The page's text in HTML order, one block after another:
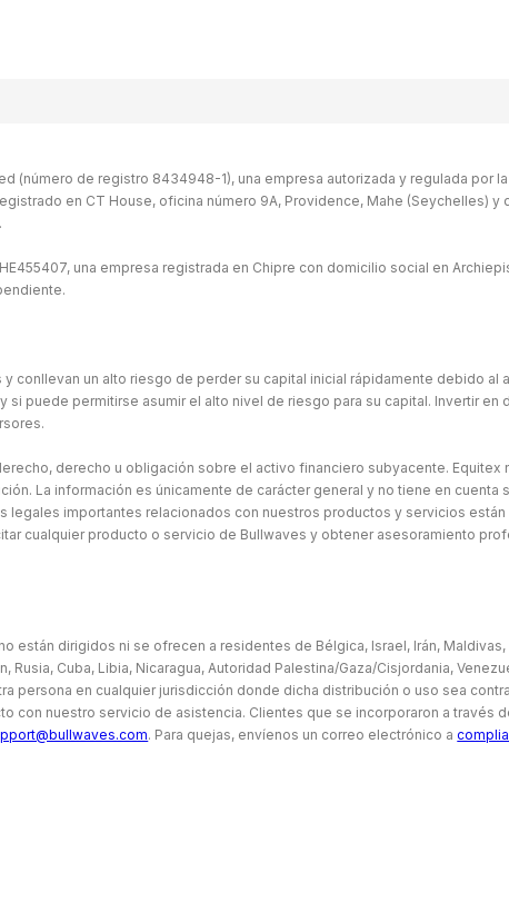
(número de registro 8434948-1), una empresa autorizada y regulada por
en CT House, oficina número 9A, Providence, Mahe (Seychelles)
una empresa registrada en Chipre con domicilio social en
conllevan un alto riesgo de perder su capital inicial rápidamente debido al
puede permitirse asumir el alto nivel de riesgo para su capital. Invertir en
derecho u obligación sobre el activo financiero subyacente. Equitex
La información es únicamente de carácter general y no tiene en cuenta
legales importantes relacionados con nuestros productos y servicios
cualquier producto o servicio de Bullwaves y obtener asesoramiento
están dirigidos ni se ofrecen a residentes de Bélgica, Israel, Irán,
Rusia, Cuba, Libia, Nicaragua, Autoridad Palestina/Gaza/Cisjordania,
persona en cualquier jurisdicción donde dicha distribución o uso sea
con nuestro servicio de asistencia. Clientes que se incorporaron a través
. Para quejas, envíenos un correo electrónico a